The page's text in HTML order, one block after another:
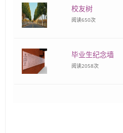
校友树
阅读650次
毕业生纪念墙
阅读2058次